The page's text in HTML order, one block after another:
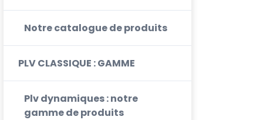
Notre catalogue de produits
PLV CLASSIQUE : GAMME
Plv dynamiques : notre
gamme de produits